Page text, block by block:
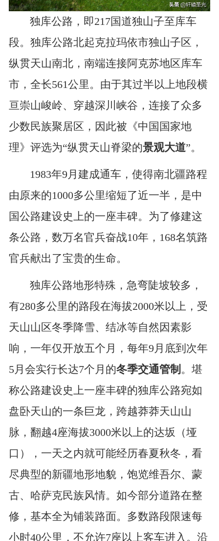
独库公路，即217国道独山子至库车
段。独库公路北起克拉玛依市独山子区，
纵贯天山南北，南端连接阿克苏地区库车
市，全长561公里。由于其过半以上地段横
亘崇山峻岭、穿越深川峡谷，连接了众多
少数民族聚居区，因此被《中国国家地
理》评选为“纵贯天山脊梁的景观大道”。
1983年9月建成通车，使得南北疆路程
由原来的1000多公里缩短了近一半，是中
国公路建设史上的一座丰碑。为了修建这
条公路，数万名官兵奋战10年，168名筑路
官兵献出了宝贵的生命。
独库公路地形特殊，急弯陡坡较多，
有280多公里的路段在海拔2000米以上，受
天山山区冬季降雪、结冰等自然因素影
响，一年仅开放五个月，每年9月底到次年
5月会实行长达7个月的冬季交通管制 。堪
称公路建设史上一座丰碑的独库公路宛如
盘卧天山的一条巨龙，跨越莽莽天山山
脉，翻越4座海拔3000米以上的达坂（垭
口），一天之内就可能经历春夏秋冬，看
尽典型的新疆地形地貌，饱览维吾尔、蒙
古、哈萨克民族风情。如今部分道路在整
修，基本全为铺装路面。多数路段限速每
小时40公里，不允许7座以上客车进入。沿